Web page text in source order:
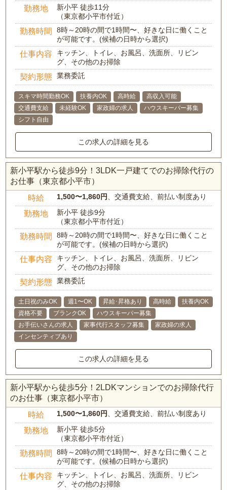
勤務地
新小平 徒歩11分
（東京都小平市付近）
勤務時間
8時～20時の間で1時間〜、好きな日に働くこと
が可能です。(候補の日時から選択)
仕事内容
キッチン、トイレ、お風呂、洗面所、リビン
グ、その他のお掃除
契約形態 業務委託
スキマ時間勤務OK 扶養内OK 高時給
高収入可能
交通費支給
未経験OK 家政婦の求人
ハウスキーパー募集
シフト自由
この求人の詳細を見る
新小平駅から徒歩9分！3LDK一戸建てでのお掃除代行の
お仕事（東京都小平市）
時給 1,500〜1,860円 、交通費支給、前払い制度あり
勤務地
新小平 徒歩9分
（東京都小平市付近）
勤務時間
8時～20時の間で1時間〜、好きな日に働くこと
が可能です。(候補の日時から選択)
仕事内容
キッチン、トイレ、お風呂、洗面所、リビン
グ、その他のお掃除
契約形態 業務委託
土日祝のみOK 週1〜OK 昇給･昇格あり 高時給
扶養内OK
資格不要
ブランクOK
ハウスキーパー募集
お手伝いさんの求人
家事代行スタッフ募集
家政婦の求人
インセンティブあり
この求人の詳細を見る
新小平駅から徒歩5分！2LDKマンションでのお掃除代行
のお仕事（東京都小平市）
時給 1,500〜1,860円 、交通費支給、前払い制度あり
勤務地
新小平 徒歩5分
（東京都小平市付近）
勤務時間
8時～20時の間で1時間〜、好きな日に働くこと
が可能です。(候補の日時から選択)
仕事内容
キッチン、トイレ、お風呂、洗面所、リビン
グ、その他のお掃除